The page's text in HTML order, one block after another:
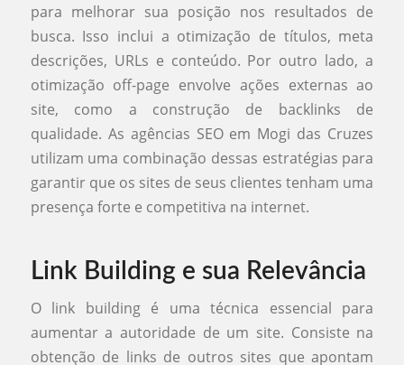
para melhorar sua posição nos resultados de
busca. Isso inclui a otimização de títulos, meta
descrições, URLs e conteúdo. Por outro lado, a
otimização off-page envolve ações externas ao
site, como a construção de backlinks de
qualidade. As agências SEO em Mogi das Cruzes
utilizam uma combinação dessas estratégias para
garantir que os sites de seus clientes tenham uma
presença forte e competitiva na internet.
Link Building e sua Relevância
O link building é uma técnica essencial para
aumentar a autoridade de um site. Consiste na
obtenção de links de outros sites que apontam